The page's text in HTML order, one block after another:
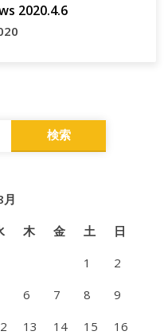
2020.4.6
木 金 土
日
1
2
6 7 8
9
13 14 15
16